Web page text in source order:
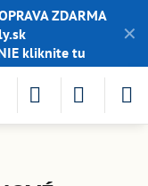
✕
ZDARMA
kliknite tu